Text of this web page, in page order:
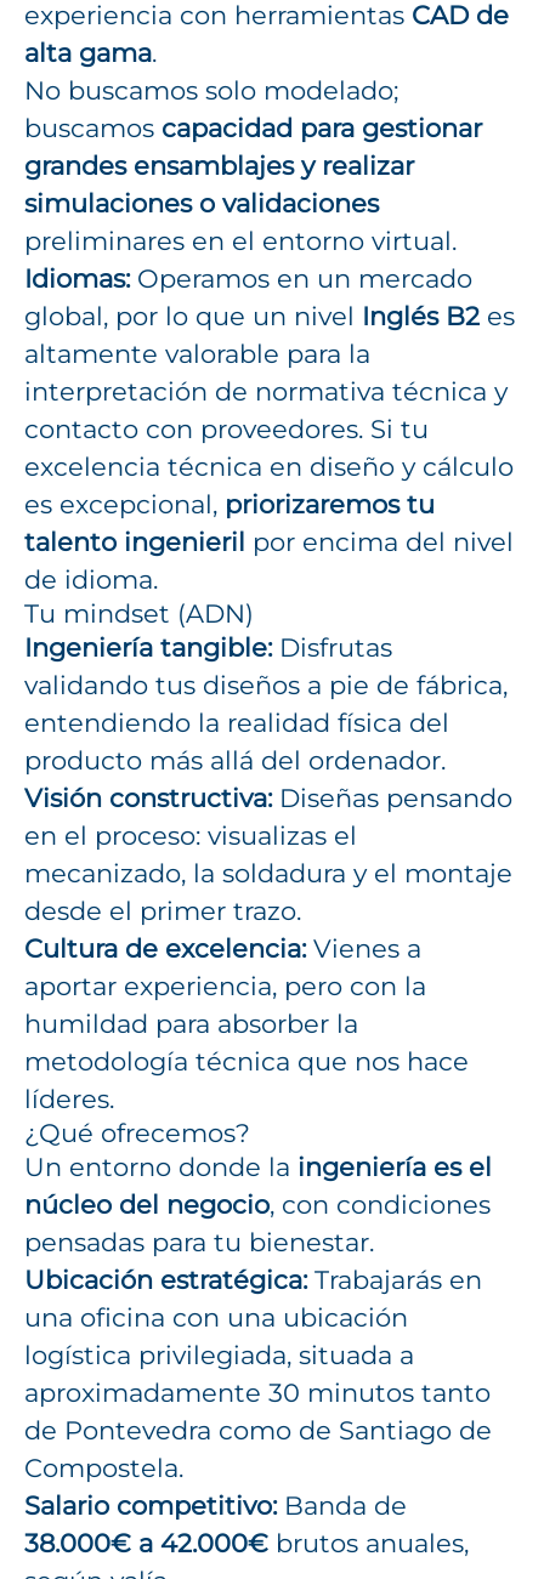
experiencia con herramientas CAD de
alta gama.
No buscamos solo modelado;
buscamos capacidad para gestionar
grandes ensamblajes y realizar
simulaciones o validaciones
preliminares en el entorno virtual.
Idiomas:Operamos en un mercado
global, por lo que un nivel Inglés B2 es
altamente valorable para la
interpretación de normativa técnica y
contacto con proveedores. Si tu
excelencia técnica en diseño y cálculo
es excepcional, priorizaremos tu
talento ingenieril por encima del nivel
de idioma.
Tu mindset (ADN)
Ingeniería tangible:Disfrutas
validando tus diseños a pie de fábrica,
entendiendo la realidad física del
producto más allá del ordenador.
Visión constructiva:Diseñas pensando
en el proceso: visualizas el
mecanizado, la soldadura y el montaje
desde el primer trazo.
Cultura de excelencia:Vienes a
aportar experiencia, pero con la
humildad para absorber la
metodología técnica que nos hace
líderes.
¿Qué ofrecemos?
Un entorno donde la ingeniería es el
núcleo del negocio, con condiciones
pensadas para tu bienestar.
Ubicación estratégica: Trabajarás en
una oficina con una ubicación
logística privilegiada, situada a
aproximadamente 30 minutos tanto
de Pontevedra como de Santiago de
Compostela.
Salario competitivo:Banda de
38.000€ a 42.000€ brutos anuales,